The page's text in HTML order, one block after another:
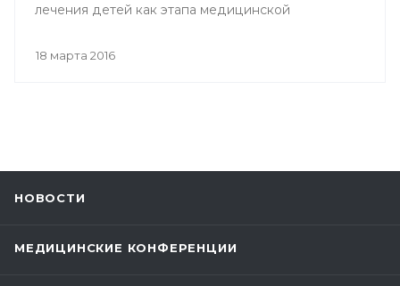
лечения детей как этапа медицинской
санатории», посвященная 80 – летнему юбилею
18 марта 2016
НОВОСТИ
МЕДИЦИНСКИЕ КОНФЕРЕНЦИИ